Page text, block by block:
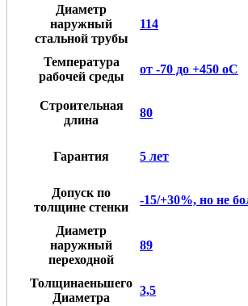
Диаметр
наружный
стальной трубы
114
Температура
рабочей среды
от -70 до +450 oC
Строительная
длина
80
Гарантия 5 лет
Допуск по
толщине стенки
-15/+30%, но не
Диаметр
наружный
переходной
89
Толщинаеньшего
Диаметра
3,5